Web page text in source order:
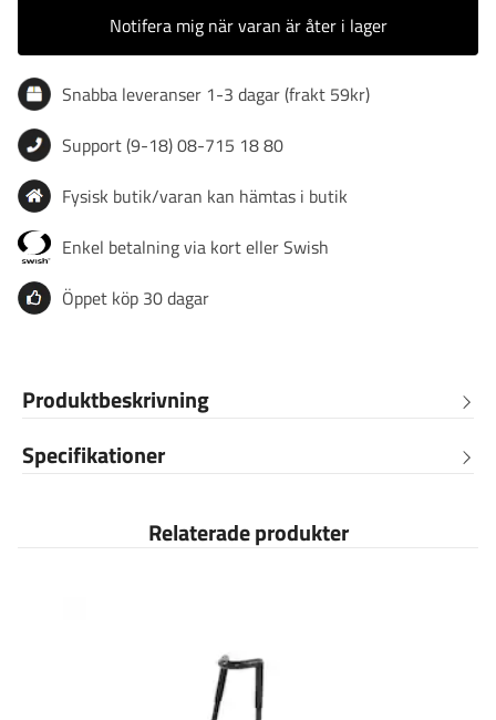
Notifera mig när varan är åter i lager
Snabba leveranser 1-3 dagar (frakt 59kr)
Support (9-18) 08-715 18 80
Fysisk butik/varan kan hämtas i butik
Enkel betalning via kort eller Swish
Öppet köp 30 dagar
Produktbeskrivning
Specifikationer
Relaterade produkter